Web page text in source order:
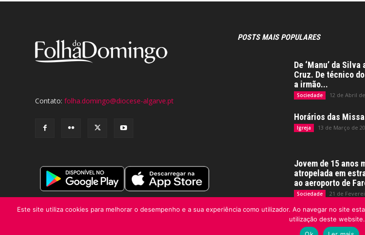
Contato: folha.domingo@diocese-algarve.pt
POSTS MAIS POPULARES
De ‘Manu’ da Silva
Cruz. De técnico
a irmão...
Sociedade 12 de Abril
Horários das
Igreja 13 de Março de
Jovem de 15 anos
atropelada em
ao aeroporto de
Sociedade 21 de
Este site utiliza cookies para melhorar o desempenho e a sua experiência como utilizador. Ao navegar no site
utilização deste website.